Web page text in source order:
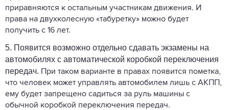
приравняются к остальным участникам движения. И
права на двухколесную «табуретку» можно будет
получить с 16 лет.
5. Появится возможно отдельно сдавать экзамены на
автомобилях с автоматической коробкой переключения
передач. При таком варианте в правах появится пометка,
что человек может управлять автомобилем лишь с АКПП,
ему будет запрещено садиться за руль машины с
обычной коробкой переключения передач.